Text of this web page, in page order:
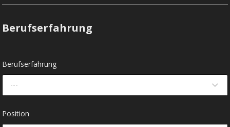
Berufserfahrung
Berufserfahrung
---
Position